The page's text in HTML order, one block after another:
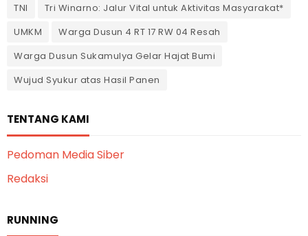
TNI
Tri Winarno: Jalur Vital untuk Aktivitas Masyarakat*
UMKM
Warga Dusun 4 RT 17 RW 04 Resah
Warga Dusun Sukamulya Gelar Hajat Bumi
Wujud Syukur atas Hasil Panen
TENTANG KAMI
Pedoman Media Siber
Redaksi
RUNNING